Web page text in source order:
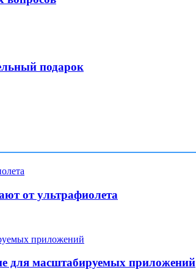
подарок
от ультрафиолета
для масштабируемых приложений